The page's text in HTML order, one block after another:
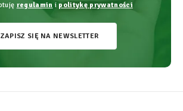
regulamin i politykę prywatności
ZAPISZ SIĘ NA NEWSLETTER